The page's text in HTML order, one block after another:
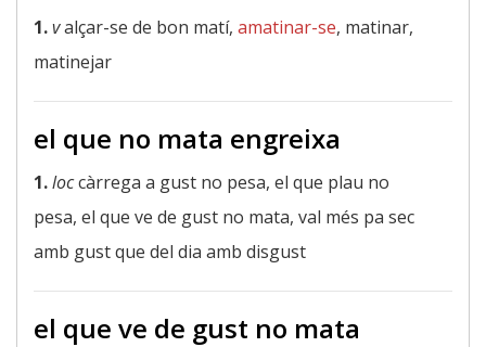
1.valçar-se de bon matí, amatinar-se, matinar,
matinejar
el que no mata engreixa
1.loccàrrega a gust no pesa, el que plau no
pesa, el que ve de gust no mata, val més pa sec
amb gust que del dia amb disgust
el que ve de gust no mata